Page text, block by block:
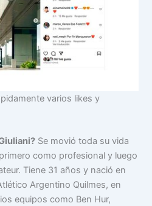
varios likes y
Se movió toda su vida
como profesional y luego
Tiene 31 años y nació en
Argentino Quilmes, en
equipos como Ben Hur,